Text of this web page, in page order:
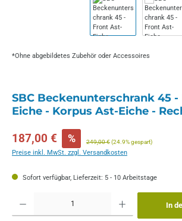
*Ohne abgebildetes Zubehör oder Accessoires
SBC Beckenunterschrank 45
Eiche - Korpus Ast-Eiche -
Verkaufspreis:
187,00 € % Regulärer Preis:
249,00 €(24.9% gespart)
Preise inkl. MwSt. zzgl. Versandkosten
Sofort verfügbar, Lieferzeit: 5 - 10 Arbeitstage
Produkt Anzahl: Gib den gewünschten Wert ein oder
In